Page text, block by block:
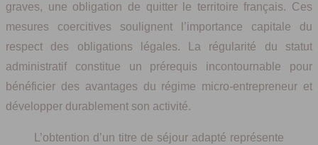
graves, une obligation de quitter le territoire français. Ces
mesures coercitives soulignent l’importance capitale du
respect des obligations légales. La régularité du statut
administratif constitue un prérequis incontournable pour
bénéficier des avantages du régime micro-entrepreneur et
développer durablement son activité.
L’obtention d’un titre de séjour adapté représente